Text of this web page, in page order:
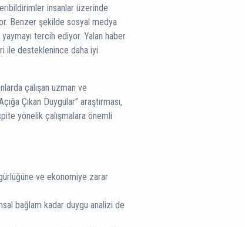
insanlar üzerinde
Benzer şekilde sosyal medya
yaymayı tercih ediyor. Yalan haber
ile desteklenince daha iyi
çalışan uzman ve
Çıkan Duygular” araştırması,
yönelik çalışmalara önemli
ve ekonomiye zarar
bağlam kadar duygu analizi de